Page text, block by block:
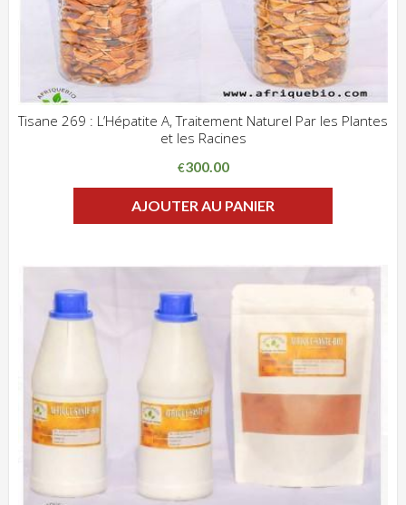
Tisane 269 : L’Hépatite A, Traitement Naturel Par les Plantes
et les Racines
€300.00
AJOUTER AU PANIER